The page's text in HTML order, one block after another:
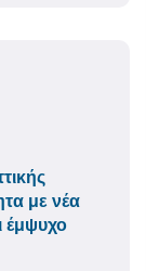
με νέα
έμψυχο